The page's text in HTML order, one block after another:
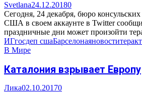
Svetlana24.12.20180
Сегодня, 24 декабря, бюро консульских
США в своем аккаунте в Twitter
праздничные дни может произойти
ИГгосдеп сшаБарселонаяновоститеракт
В Мире
Каталония взрывает Европу
Лика02.10.20170